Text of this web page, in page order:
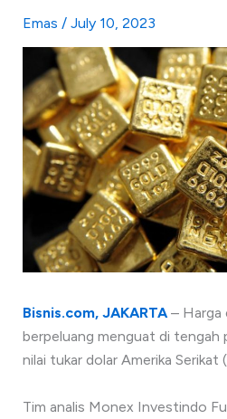
Emas / July 10, 2023
Bisnis.com, JAKARTA– Harga
berpeluang menguat di tengah
nilai tukar dolar Amerika Serikat
Tim analis Monex Investindo